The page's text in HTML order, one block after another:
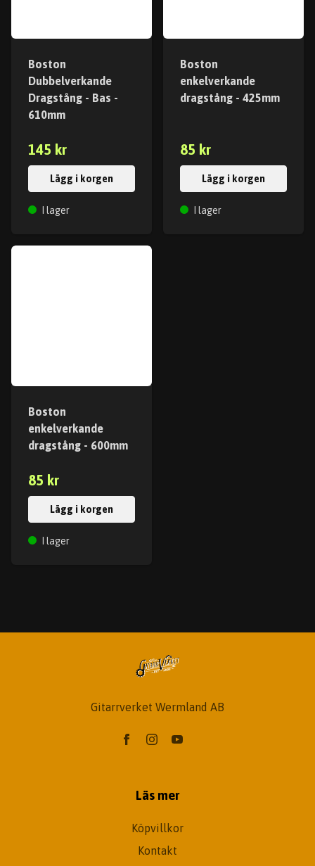
Boston
Dubbelverkande
Dragstång - Bas -
610mm
145 kr
Lägg i korgen
I lager
Boston
enkelverkande
dragstång - 425mm
85 kr
Lägg i korgen
I lager
Boston
enkelverkande
dragstång - 600mm
85 kr
Lägg i korgen
I lager
Gitarrverket Wermland AB
Läs mer
Köpvillkor
Kontakt